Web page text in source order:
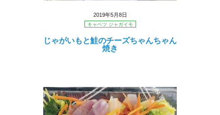
2019年5月8日
キャベツ ジャガイモ
じゃがいもと鮭のチーズちゃんちゃん
焼き